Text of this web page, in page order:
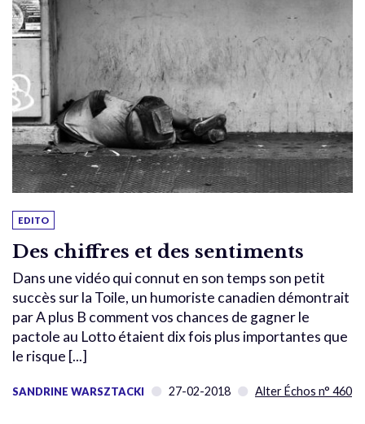
EDITO
Des chiffres et des sentiments
Dans une vidéo qui connut en son temps son petit
succès sur la Toile, un humoriste canadien démontrait
par A plus B comment vos chances de gagner le
pactole au Lotto étaient dix fois plus importantes que
le risque [...]
SANDRINE WARSZTACKI 27-02-2018 Alter Échos n° 460